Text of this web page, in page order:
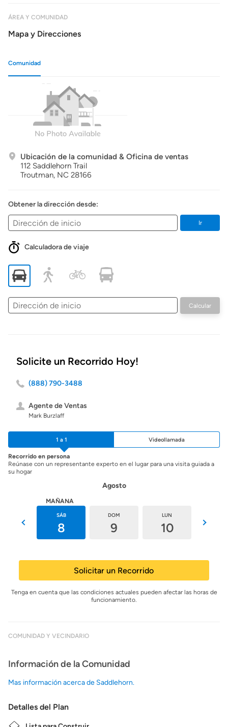
ÁREA Y COMUNIDAD
Mapa y Direcciones
Comunidad
Ubicación de la comunidad & Oficina de ventas
112 Saddlehorn Trail
Troutman, NC 28166
Obtener la dirección desde:
Ir
Calculadora de viaje
Dirección
de
Calcular
Solicite un Recorrido Hoy!
(888) 790-3488
Agente de Ventas
Mark Burzlaff
1 a 1 Videollamada
Recorrido en persona
Reúnase con un representante experto en el lugar para una visita guiada a
su hogar
Agosto
MAÑANA
SÁB
8
DOM
9
LUN
10
Solicitar un Recorrido
Tenga en cuenta que las condiciones actuales pueden afectar las horas de
funcionamiento.
COMUNIDAD Y VECINDARIO
Información de la Comunidad
Mas información acerca de Saddlehorn.
Detalles del Plan